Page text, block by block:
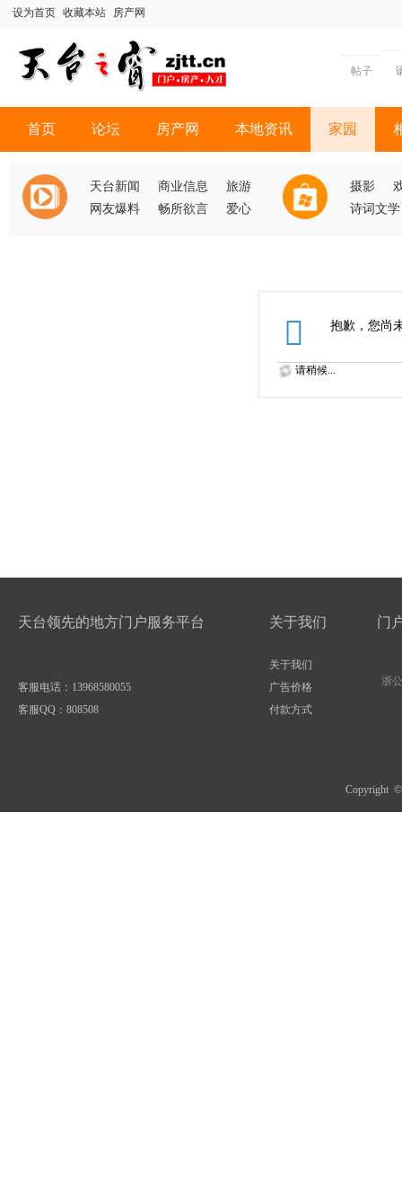
设为首页 收藏本站 房产网
帖子
首页 论坛 房产网 本地资讯 家园
天台新闻 商业信息
旅游
网友爆料
畅所欲言 爱心
摄影
诗词文学
抱歉，您尚
请稍候...
天台领先的地方门户服务平台
客服电话：13968580055
客服QQ： 808508
关于我们
关于我们
广告价格
付款方式
门
浙
Copyright